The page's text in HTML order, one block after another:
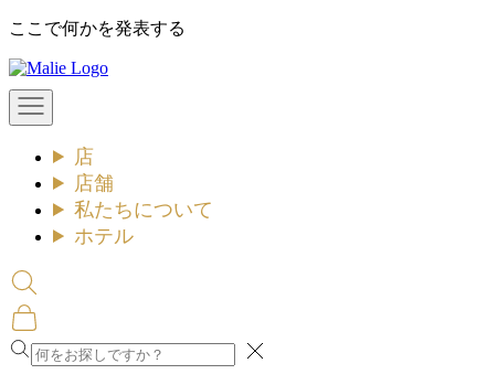
コ
テ
ン
ツ
ここで何かを発表する
Malie
メ
ニ
店
店舗
私たちについて
ホテル
検
を
開
カ
ー
ト
閉